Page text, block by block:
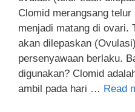
Clomid merangsang
menjadi matang di ovari.
akan dilepaskan
persenyawaan berlaku.
digunakan? Clomid
ambil pada hari … Read